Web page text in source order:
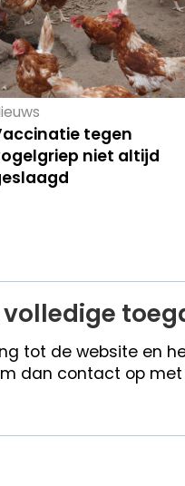
tegen
niet altijd
tot de website en
dan contact op met